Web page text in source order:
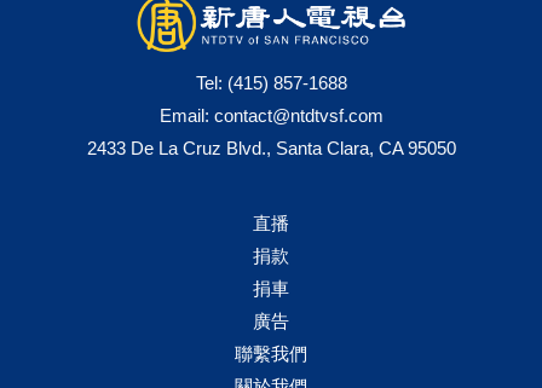
Tel: (415) 857-1688
Email: contact@ntdtvsf.com
2433 De La Cruz Blvd., Santa Clara, CA 95050
直播
捐款
捐車
廣告
聯繫我們